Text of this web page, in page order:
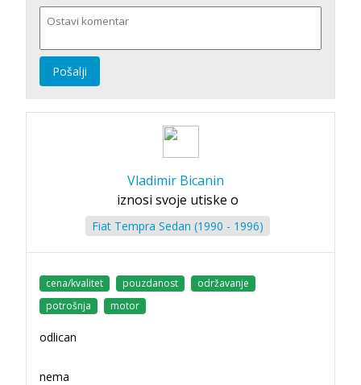
Pošalji
Vladimir Bicanin
iznosi svoje utiske o
Fiat Tempra Sedan (1990 - 1996)
cena/kvalitet pouzdanost
održavanje
potrošnja
motor
odlican
nema